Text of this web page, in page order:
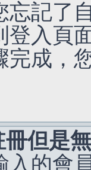
忘記了
登入頁
完成，
但是
入的會